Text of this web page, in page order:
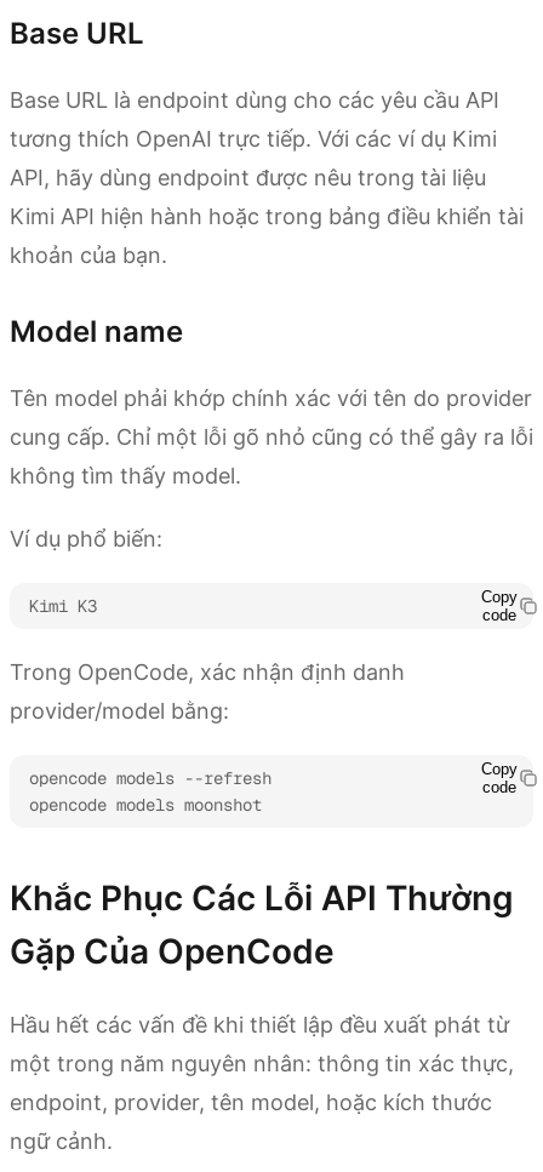
Base URL
Base URL là endpoint dùng cho các yêu cầu API
tương thích OpenAI trực tiếp. Với các ví dụ Kimi
API, hãy dùng endpoint được nêu trong tài liệu
Kimi API hiện hành hoặc trong bảng điều khiển tài
khoản của bạn.
Model name
Tên model phải khớp chính xác với tên do provider
cung cấp. Chỉ một lỗi gõ nhỏ cũng có thể gây ra lỗi
không tìm thấy model.
Ví dụ phổ biến:
Kimi K3
Copy
code
Trong OpenCode, xác nhận định danh
provider/model bằng:
opencode models --refresh
opencode models moonshot
Copy
code
Khắc Phục Các Lỗi API Thường
Gặp Của OpenCode
Hầu hết các vấn đề khi thiết lập đều xuất phát từ
một trong năm nguyên nhân: thông tin xác thực,
endpoint, provider, tên model, hoặc kích thước
ngữ cảnh.